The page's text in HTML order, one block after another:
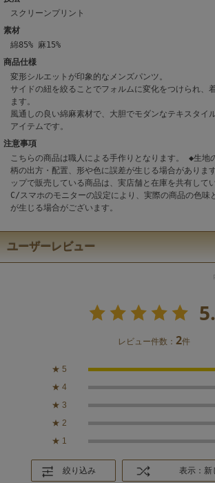
スクリーンプリント
素材
綿85% 麻15%
商品仕様
変形シルエットが印象的なメンズパンツ。
サイドの紐を絞ることでフォルムに変化をつけられ、
ます。
風通しの良い綿麻素材で、大胆でモダンなテキスタイ
アイテムです。
注意事項
こちらの商品は職人による手作りとなります。 ◆生地
柄の出方・配置、形や色に誤差が生じる場合がありま
ップで販売している商品は、実店舗と在庫を共有して
C/スマホのモニターの設定により、実際の商品の色味
が生じる場合がございます。
ユーザーレビュー
レビュー件数：2件
★ 5
★ 4
★ 3
★ 2
★ 1
絞り込み 表示：新